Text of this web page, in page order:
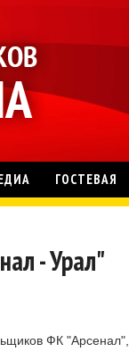
ГОСТЕВАЯ
- Урал"
ФК